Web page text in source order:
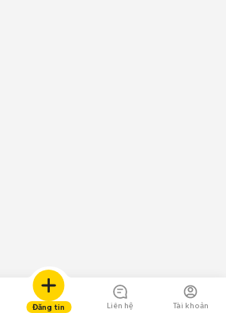
Đăng tin Liên hệ Tài khoản